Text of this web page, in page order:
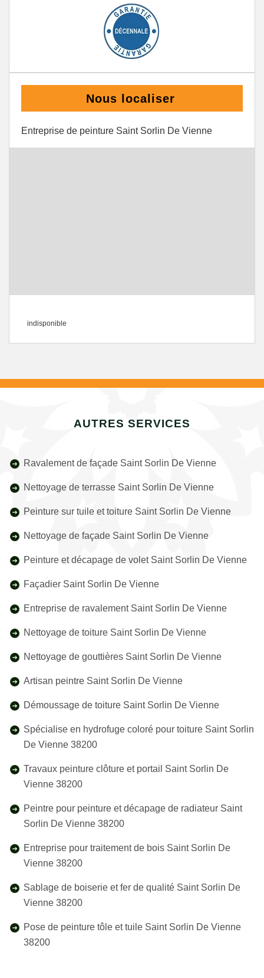
Nous localiser
Entreprise de peinture Saint Sorlin De Vienne
indisponible
AUTRES SERVICES
Ravalement de façade Saint Sorlin De Vienne
Nettoyage de terrasse Saint Sorlin De Vienne
Peinture sur tuile et toiture Saint Sorlin De Vienne
Nettoyage de façade Saint Sorlin De Vienne
Peinture et décapage de volet Saint Sorlin De Vienne
Façadier Saint Sorlin De Vienne
Entreprise de ravalement Saint Sorlin De Vienne
Nettoyage de toiture Saint Sorlin De Vienne
Nettoyage de gouttières Saint Sorlin De Vienne
Artisan peintre Saint Sorlin De Vienne
Démoussage de toiture Saint Sorlin De Vienne
Spécialise en hydrofuge coloré pour toiture Saint Sorlin
De Vienne 38200
Travaux peinture clôture et portail Saint Sorlin De
Vienne 38200
Peintre pour peinture et décapage de radiateur Saint
Sorlin De Vienne 38200
Entreprise pour traitement de bois Saint Sorlin De
Vienne 38200
Sablage de boiserie et fer de qualité Saint Sorlin De
Vienne 38200
Pose de peinture tôle et tuile Saint Sorlin De Vienne
38200